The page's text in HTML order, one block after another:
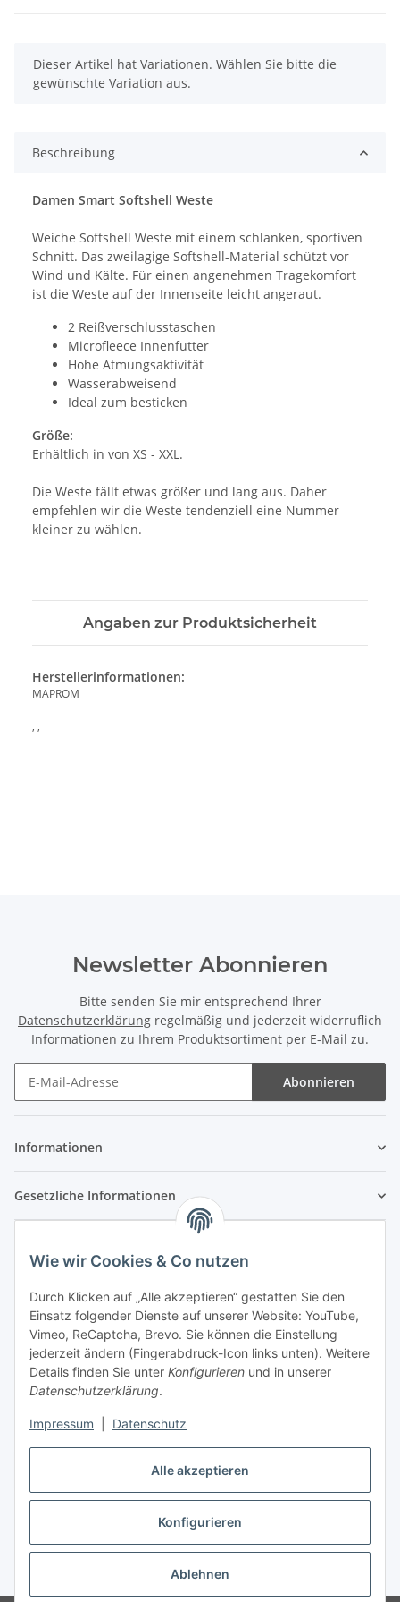
Alle akzeptieren
Konfigurieren
Ablehnen
Wie wir Cookies & Co nutzen
Durch Klicken auf „Alle akzeptieren“ gestatten Sie den
Einsatz folgender Dienste auf unserer Website: YouTube,
Vimeo, ReCaptcha, Brevo. Sie können die Einstellung
jederzeit ändern (Fingerabdruck-Icon links unten). Weitere
Details finden Sie unter Konfigurieren und in unserer
Datenschutzerklärung.
Impressum Datenschutz
x
Dieser Artikel hat Variationen. Wählen Sie bitte die
gewünschte Variation aus.
Beschreibung
Damen Smart Softshell Weste
Weiche Softshell Weste mit einem schlanken, sportiven
Schnitt. Das zweilagige Softshell-Material schützt vor
Wind und Kälte. Für einen angenehmen Tragekomfort
ist die Weste auf der Innenseite leicht angeraut.
2 Reißverschlusstaschen
Microfleece Innenfutter
Hohe Atmungsaktivität
Wasserabweisend
Ideal zum besticken
Größe:
Erhältlich in von XS - XXL.
Die Weste fällt etwas größer und lang aus. Daher
empfehlen wir die Weste tendenziell eine Nummer
kleiner zu wählen.
Angaben zur Produktsicherheit
Herstellerinformationen:
MAPROM
, ,
Newsletter Abonnieren
Bitte senden Sie mir entsprechend Ihrer
Datenschutzerklärung regelmäßig und jederzeit widerruflich
Informationen zu Ihrem Produktsortiment per E-Mail zu.
Abonnieren
Informationen
Gesetzliche Informationen
Vertrag widerrufen
* Alle Preise inkl. gesetzlicher USt., zzgl.Versand